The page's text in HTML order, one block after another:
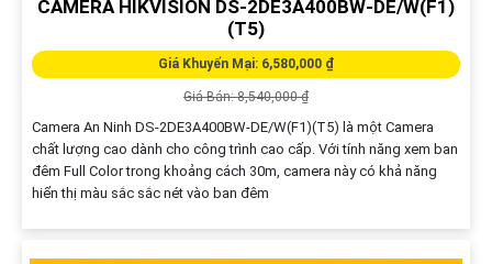
CAMERA HIKVISION DS-2DE3A400BW-DE/W(F1)
(T5)
Giá Khuyến Mại: 6,580,000 ₫
Giá Bán: 8,540,000 ₫
Camera An Ninh DS-2DE3A400BW-DE/W(F1)(T5) là một Camera
chất lượng cao dành cho công trình cao cấp. Với tính năng xem ban
đêm Full Color trong khoảng cách 30m, camera này có khả năng
hiển thị màu sắc sắc nét vào ban đêm